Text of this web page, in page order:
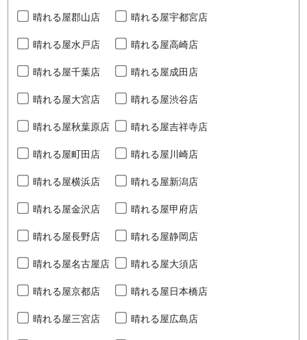
晴れる屋郡山店 晴れる屋宇都宮店
晴れる屋水戸店 晴れる屋高崎店
晴れる屋千葉店 晴れる屋成田店
晴れる屋大宮店 晴れる屋渋谷店
晴れる屋秋葉原店 晴れる屋吉祥寺店
晴れる屋町田店 晴れる屋川崎店
晴れる屋横浜店 晴れる屋新潟店
晴れる屋金沢店 晴れる屋甲府店
晴れる屋長野店 晴れる屋静岡店
晴れる屋名古屋店 晴れる屋大須店
晴れる屋京都店 晴れる屋日本橋店
晴れる屋三宮店 晴れる屋広島店